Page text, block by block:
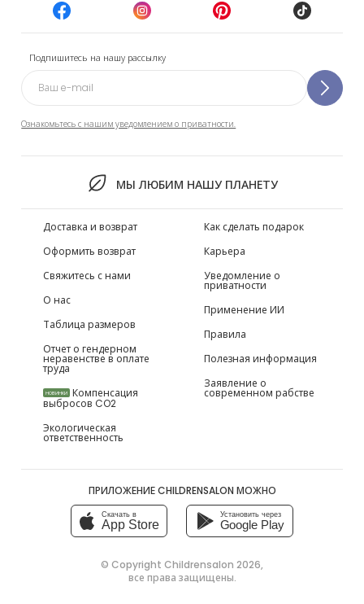
Подпишитесь на нашу рассылку
Ознакомьтесь с нашим уведомлением о приватности.
МЫ ЛЮБИМ НАШУ ПЛАНЕТУ
Доставка и возврат
Оформить возврат
Свяжитесь с нами
О нас
Таблица размеров
Отчет о гендерном
неравенстве в оплате
труда
НОВИНКИ Компенсация
выбросов CO2
Экологическая
ответственность
Как сделать подарок
Карьера
Уведомление о
приватности
Применение ИИ
Правила
Полезная информация
Заявление о
современном рабстве
ПРИЛОЖЕНИЕ CHILDRENSALON МОЖНО
Скачать в
App Store
Установить через
Google Play
© Copyright Childrensalon 2026,
все права защищены.